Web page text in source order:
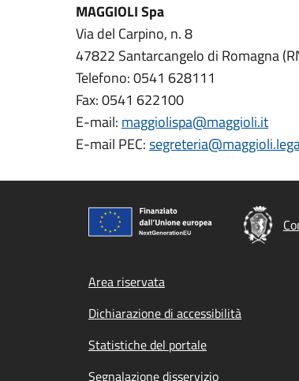
MAGGIOLI Spa
Via del Carpino, n. 8
47822 Santarcangelo di Romagna
Telefono: 0541 628111
Fax: 0541 622100
E-mail: maggiolispa@maggioli.it
E-mail PEC:
Footer menu
Area riservata
Dichiarazione di accessibilità
Statistiche del portale
Segnalazione disservizio